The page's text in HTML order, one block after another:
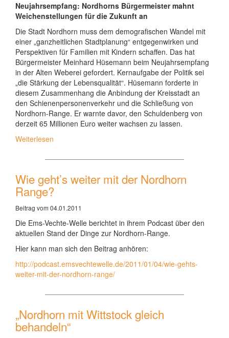
Neujahrsempfang: Nordhorns Bürgermeister mahnt
Weichenstellungen für die Zukunft an
Die Stadt Nordhorn muss dem demografischen Wandel mit
einer „ganzheitlichen Stadtplanung“ entgegenwirken und
Perspektiven für Familien mit Kindern schaffen. Das hat
Bürgermeister Meinhard Hüsemann beim Neujahrsempfang
in der Alten Weberei gefordert. Kernaufgabe der Politik sei
„die Stärkung der Lebensqualität“. Hüsemann forderte in
diesem Zusammenhang die Anbindung der Kreisstadt an
den Schienenpersonenverkehr und die Schließung von
Nordhorn-Range. Er warnte davor, den Schuldenberg von
derzeit 65 Millionen Euro weiter wachsen zu lassen.
Weiterlesen
Wie geht’s weiter mit der Nordhorn
Range?
Beitrag vom 04.01.2011
Die Ems-Vechte-Welle berichtet in ihrem Podcast über den
aktuellen Stand der Dinge zur Nordhorn-Range.
Hier kann man sich den Beitrag anhören:
http://podcast.emsvechtewelle.de/2011/01/04/wie-gehts-
weiter-mit-der-nordhorn-range/
„Nordhorn mit Wittstock gleich
behandeln“